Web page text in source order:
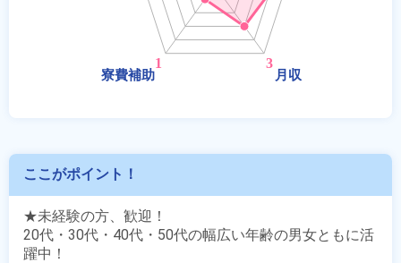
ここがポイント！
★未経験の方、歓迎！
20代・30代・40代・50代の幅広い年齢の男女ともに活
躍中！